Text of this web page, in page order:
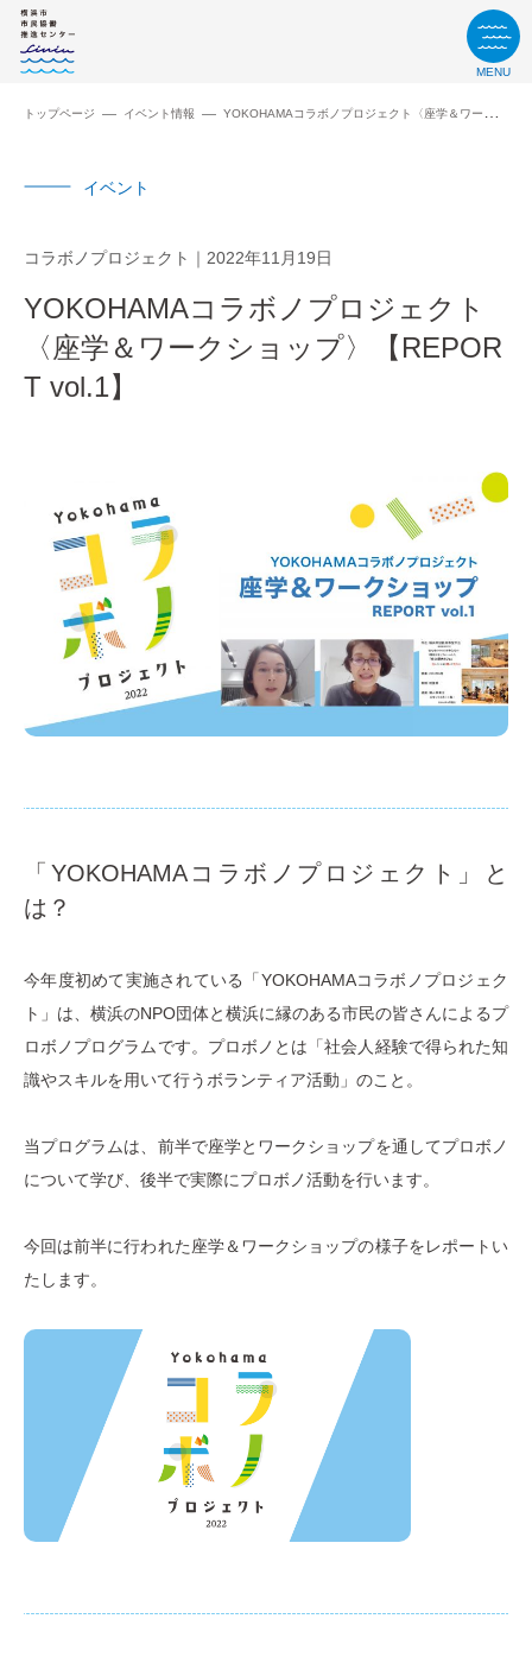
MENU
トップページ イベント情報 YOKOHAMAコラボノプロジェクト〈座学＆ワークショップ〉【REPORT vol.1】
イベント
コラボノプロジェクト 2022年11月19日
YOKOHAMAコラボノプロジェクト
〈座学＆ワークショップ〉【REPOR
T vol.1】
「YOKOHAMAコラボノプロジェクト」と
は？
今年度初めて実施されている「YOKOHAMAコラボノプロジェク
ト」は、横浜のNPO団体と横浜に縁のある市民の皆さんによるプ
ロボノプログラムです。プロボノとは「社会人経験で得られた知
識やスキルを用いて行うボランティア活動」のこと。
当プログラムは、前半で座学とワークショップを通してプロボノ
について学び、後半で実際にプロボノ活動を行います。
今回は前半に行われた座学＆ワークショップの様子をレポートい
たします。